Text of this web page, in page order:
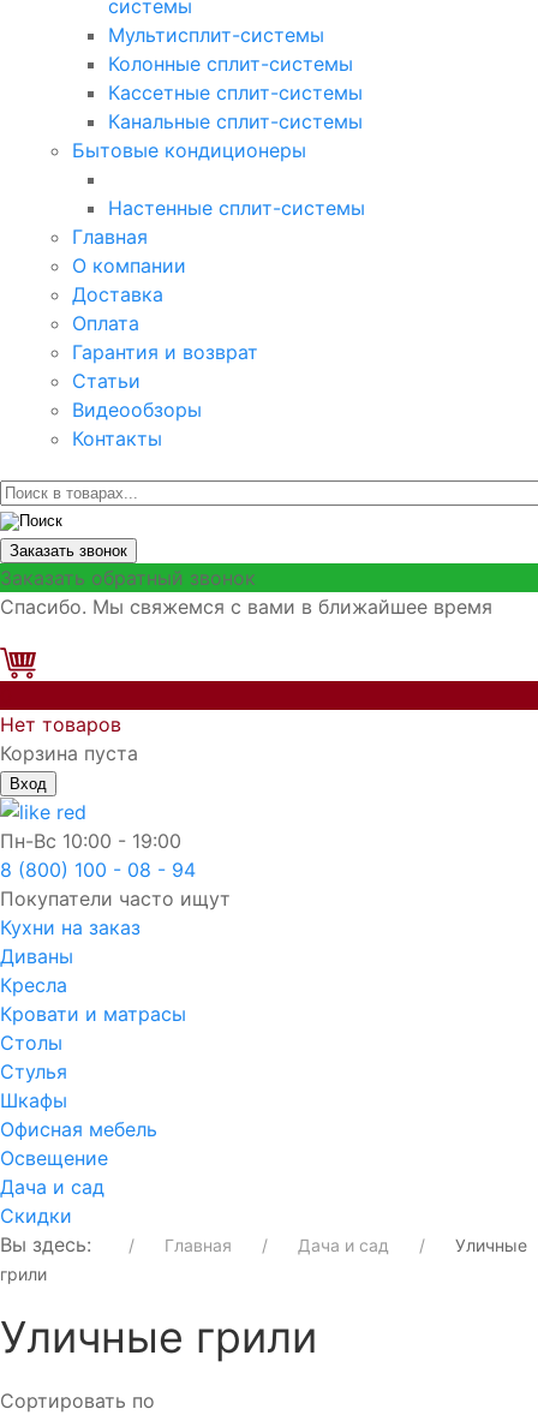
системы
Мультисплит-системы
Колонные сплит-системы
Кассетные сплит-системы
Канальные сплит-системы
Бытовые кондиционеры
Настенные сплит-системы
Главная
О компании
Доставка
Оплата
Гарантия и возврат
Статьи
Видеообзоры
Контакты
Заказать звонок
Заказать обратный звонок
Спасибо. Мы свяжемся с вами в ближайшее время
Нет товаров
Корзина пуста
Вход
Пн-Вс 10:00 - 19:00
8 (800) 100 - 08 - 94
Покупатели часто ищут
Кухни на заказ
Диваны
Кресла
Кровати и матрасы
Столы
Стулья
Шкафы
Офисная мебель
Освещение
Дача и сад
Скидки
Вы здесь:
Главная Дача и сад
Уличные
грили
Уличные грили
Сортировать по